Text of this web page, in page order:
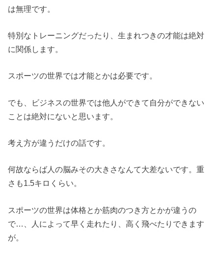
は無理です。
特別なトレーニングだったり、生まれつきの才能は絶対
に関係します。
スポーツの世界では才能とかは必要です。
でも、ビジネスの世界では他人ができて自分ができない
ことは絶対にないと思います。
考え方が違うだけの話です。
何故ならば人の脳みその大きさなんて大差ないです。重
さも1.5キロくらい。
スポーツの世界は体格とか筋肉のつき方とかが違うの
で…、人によって早く走れたり、高く飛べたりできます
が。